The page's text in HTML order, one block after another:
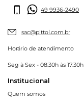
49 9936-2490
sac@pittol.com.br
Horário de atendimento
Seg à Sex - 08:30h às 17:30h
Institucional
Quem somos